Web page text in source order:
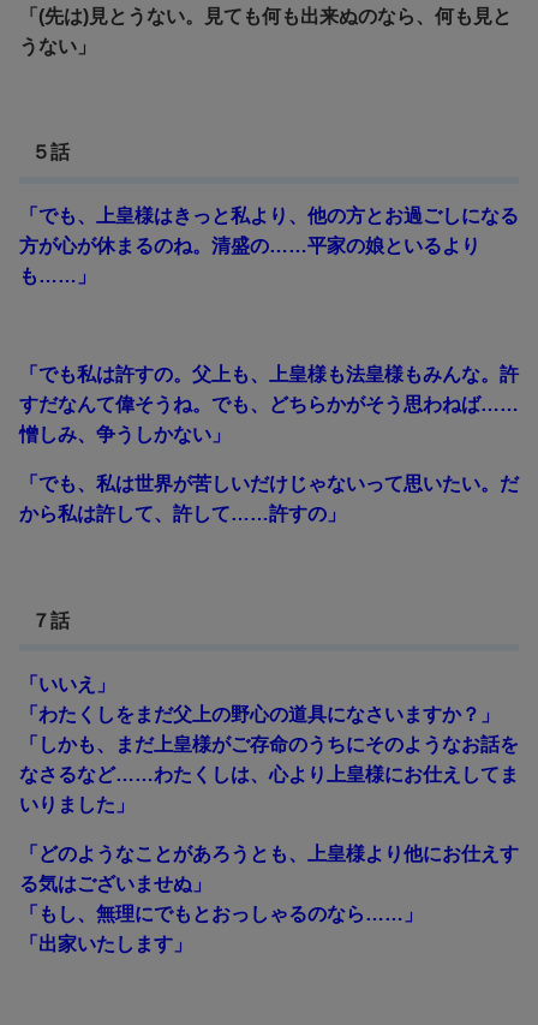
「(先は)見とうない。見ても何も出来ぬのなら、何も見と
うない」
５話
「でも、上皇様はきっと私より、他の方とお過ごしになる
方が心が休まるのね。清盛の……平家の娘といるより
も……」
「でも私は許すの。父上も、上皇様も法皇様もみんな。許
すだなんて偉そうね。でも、どちらかがそう思わねば……
憎しみ、争うしかない」
「でも、私は世界が苦しいだけじゃないって思いたい。だ
から私は許して、許して……許すの」
７話
「いいえ」
「わたくしをまだ父上の野心の道具になさいますか？」
「しかも、まだ上皇様がご存命のうちにそのようなお話を
なさるなど……わたくしは、心より上皇様にお仕えしてま
いりました」
「どのようなことがあろうとも、上皇様より他にお仕えす
る気はございませぬ」
「もし、無理にでもとおっしゃるのなら……」
「出家いたします」